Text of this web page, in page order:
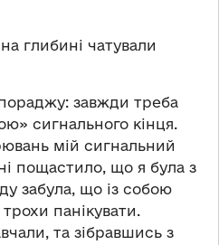
глибині чатували
завжди треба
сигнального кінця.
мій сигнальний
пощастило, що я була з
забула, що із собою
панікувати.
та зібравшись з